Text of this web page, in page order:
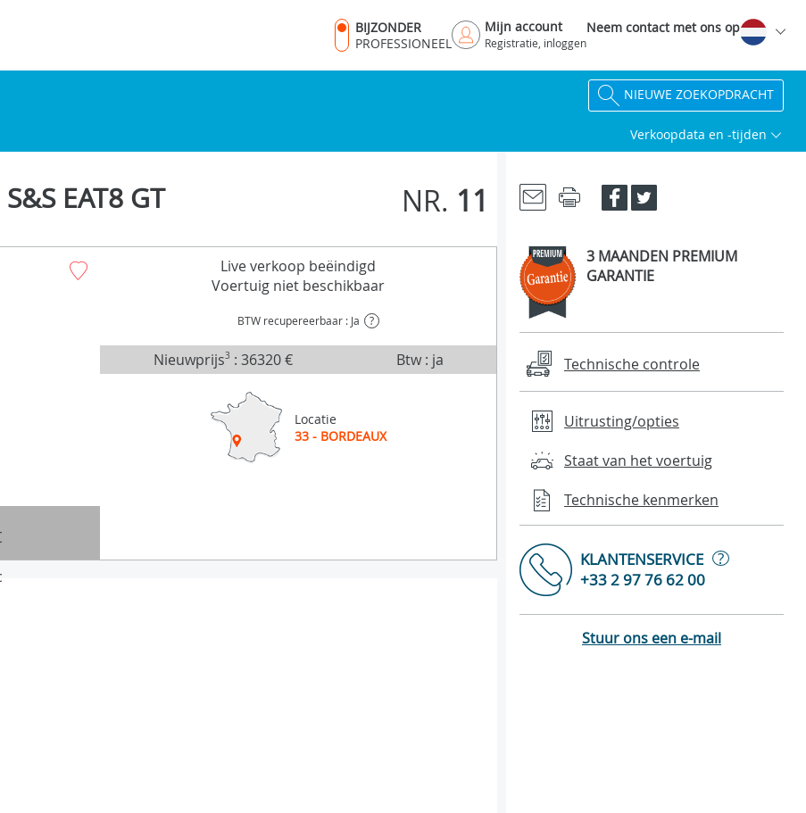
BIJZONDER
PROFESSIONEEL
Mijn account
Registratie, inloggen
Neem contact met ons op
NIEUWE ZOEKOPDRACHT
Verkoopdata en -tijden
EAT8 GT NR. 11
Live verkoop beëindigd
Voertuig niet beschikbaar
BTW recupereerbaar : Ja ?
Nieuwprijs3 : 36320 € Btw : ja
Locatie
33 - BORDEAUX
3 MAANDEN PREMIUM
GARANTIE
Technische controle
Uitrusting/opties
Staat van het voertuig
Technische kenmerken
KLANTENSERVICE
?
+33 2 97 76 62 00
Stuur ons een e-mail